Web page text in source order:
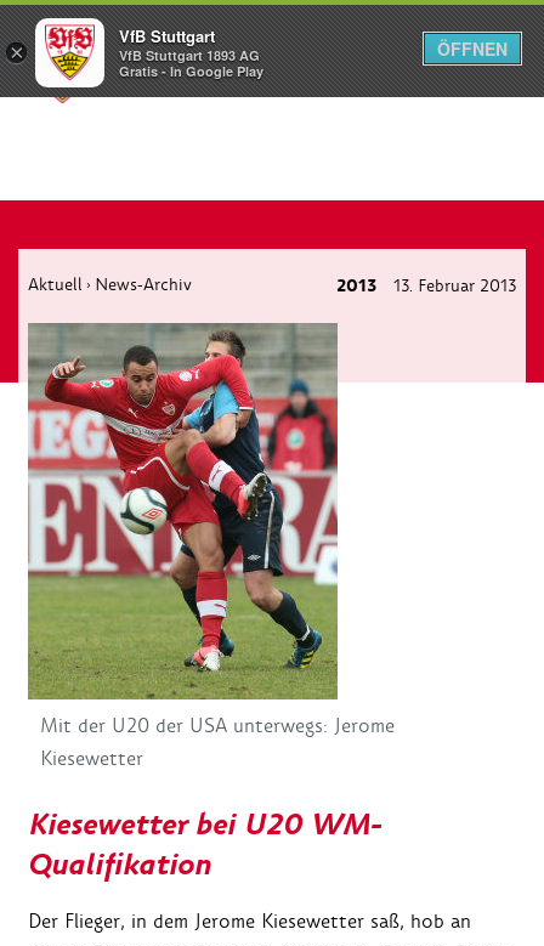
Menü
Aktuell › News-Archiv 2013 13. Februar 2013
Mit der U20 der USA unterwegs: Jerome
Kiesewetter
Kiesewetter bei U20 WM-
Qualifikation
Der Flieger, in dem Jerome Kiesewetter saß, hob an
×
VfB Stuttgart
VfB Stuttgart 1893 AG
Gratis - In Google Play
ÖFFNEN